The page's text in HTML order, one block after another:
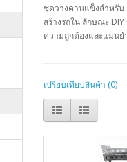
ชุดวางคานแข็งสำหรับ
สร้างรถใน ลักษณะ
ความถูกต้องและแม่นย
เปรียบเทียบสินค้า (0)